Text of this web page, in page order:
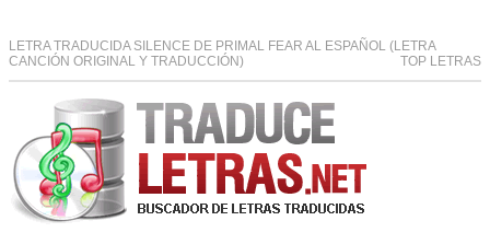
LETRA TRADUCIDA SILENCE DE PRIMAL FEAR AL ESPAÑOL (LETRA
CANCIÓN ORIGINAL Y TRADUCCIÓN)
TOP LETRAS